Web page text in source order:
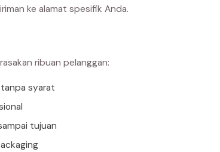
ke alamat spesifik Anda.
ribuan pelanggan:
syarat
tujuan